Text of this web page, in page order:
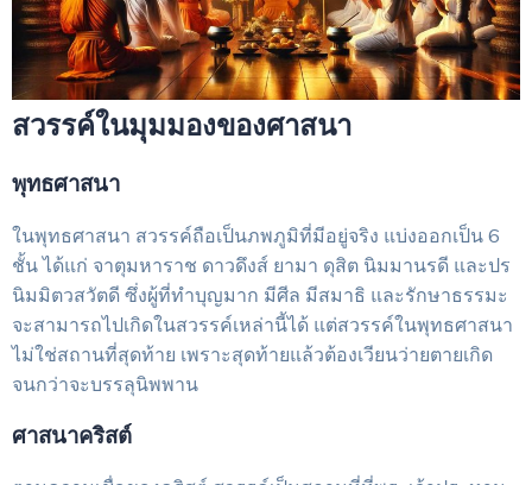
สวรรค์ในมุมมองของศาสนา
พุทธศาสนา
ในพุทธศาสนา สวรรค์ถือเป็นภพภูมิที่มีอยู่จริง แบ่งออกเป็น 6
ชั้น ได้แก่ จาตุมหาราช ดาวดึงส์ ยามา ดุสิต นิมมานรดี และปร
นิมมิตวสวัตดี ซึ่งผู้ที่ทำบุญมาก มีศีล มีสมาธิ และรักษาธรรมะ
จะสามารถไปเกิดในสวรรค์เหล่านี้ได้ แต่สวรรค์ในพุทธศาสนา
ไม่ใช่สถานที่สุดท้าย เพราะสุดท้ายแล้วต้องเวียนว่ายตายเกิด
จนกว่าจะบรรลุนิพพาน
ศาสนาคริสต์